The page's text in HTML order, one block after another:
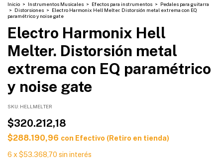
Inicio > Instrumentos Musicales > Efectos para instrumentos > Pedales para guitarra
> Distorsiones > Electro Harmonix Hell Melter. Distorsión metal extrema con EQ
paramétrico y noise gate
Electro Harmonix Hell
Melter. Distorsión metal
extrema con EQ paramétrico
y noise gate
SKU: HELLMELTER
$320.212,18
$288.190,96 con Efectivo (Retiro en tienda)
6 x $53.368,70 sin interés